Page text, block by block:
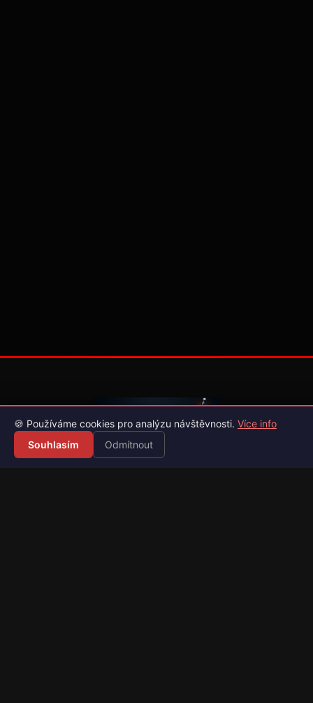
Váš průvodce světem videoher. Novinky, recenze a česko-
🍪 Používáme cookies pro analýzu návštěvnosti. Více info
Souhlasím
Odmítnout